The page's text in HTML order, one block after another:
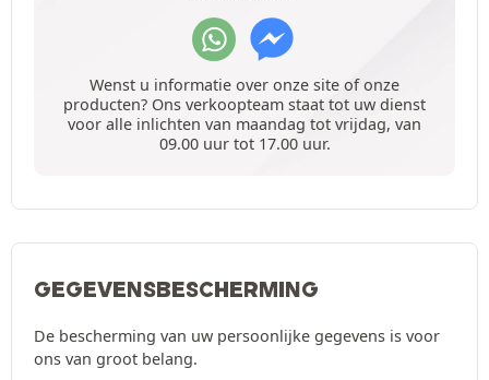
Wenst u informatie over onze site of onze
producten? Ons verkoopteam staat tot uw dienst
voor alle inlichten van maandag tot vrijdag, van
09.00 uur tot 17.00 uur.
GEGEVENSBESCHERMING
De bescherming van uw persoonlijke gegevens is voor
ons van groot belang.